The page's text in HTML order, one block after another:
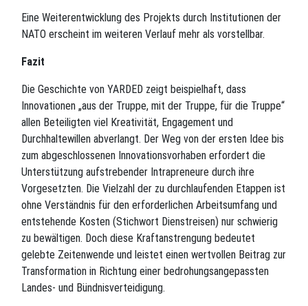
Eine Weiterentwicklung des Projekts durch Institutionen der
NATO erscheint im weiteren Verlauf mehr als vorstellbar.
Fazit
Die Geschichte von YARDED zeigt beispielhaft, dass
Innovationen „aus der Truppe, mit der Truppe, für die Truppe“
allen Beteiligten viel Kreativität, Engagement und
Durchhaltewillen abverlangt. Der Weg von der ersten Idee bis
zum abgeschlossenen Innovationsvorhaben erfordert die
Unterstützung aufstrebender Intrapreneure durch ihre
Vorgesetzten. Die Vielzahl der zu durchlaufenden Etappen ist
ohne Verständnis für den erforderlichen Arbeitsumfang und
entstehende Kosten (Stichwort Dienstreisen) nur schwierig
zu bewältigen. Doch diese Kraftanstrengung bedeutet
gelebte Zeitenwende und leistet einen wertvollen Beitrag zur
Transformation in Richtung einer bedrohungsangepassten
Landes- und Bündnisverteidigung.